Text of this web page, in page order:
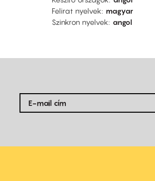
Felirat nyelvek
magyar
Szinkron nyelvek
angol